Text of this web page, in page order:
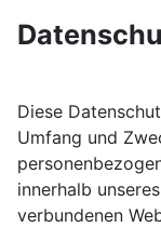
Diese
Umfang und
innerhalb
verbundenen